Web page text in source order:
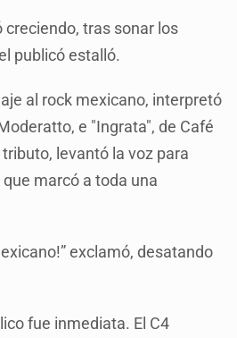
tras sonar los
publicó estalló.
al rock mexicano, interpretó
e "Ingrata", de Café
levantó la voz para
marcó a toda una
exclamó, desatando
fue inmediata. El C4